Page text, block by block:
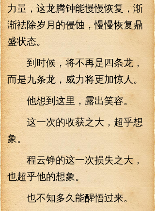
力量，这龙腾钟能慢慢恢复，渐
渐袪除岁月的侵蚀，慢慢恢复鼎
盛状态。
到时候，将不再是四条龙，
而是九条龙，威力将更加惊人。
他想到这里，露出笑容。
这一次的收获之大，超乎想
象。
程云铮的这一次损失之大，
也超乎他的想象。
也不知多久能醒悟过来。